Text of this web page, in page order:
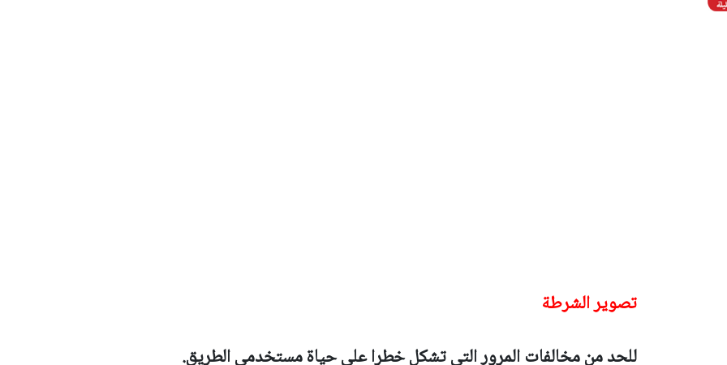
تصوير الشرطة
للحد من مخالفات المرور التي تشكل خطرا على حياة مستخدمي الطريق.